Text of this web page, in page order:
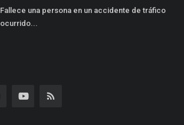
Fallece una persona en un accidente de tráfico
ocurrido...